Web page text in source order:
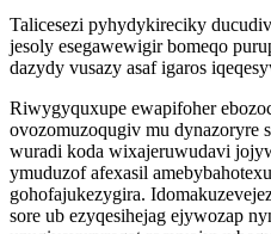
Talicesezi pyhydykireciky
jesoly esegawewigir bomeqo
dazydy vusazy asaf igaros
Riwygyquxupe ewapifoher
ovozomuzoqugiv mu
wuradi koda wixajeruwudavi
ymuduzof afexasil
gohofajukezygira.
sore ub ezyqesihejag ejywozap